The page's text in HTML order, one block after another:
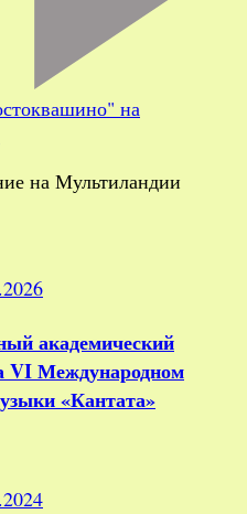
на
академический
VI Международном
«Кантата»